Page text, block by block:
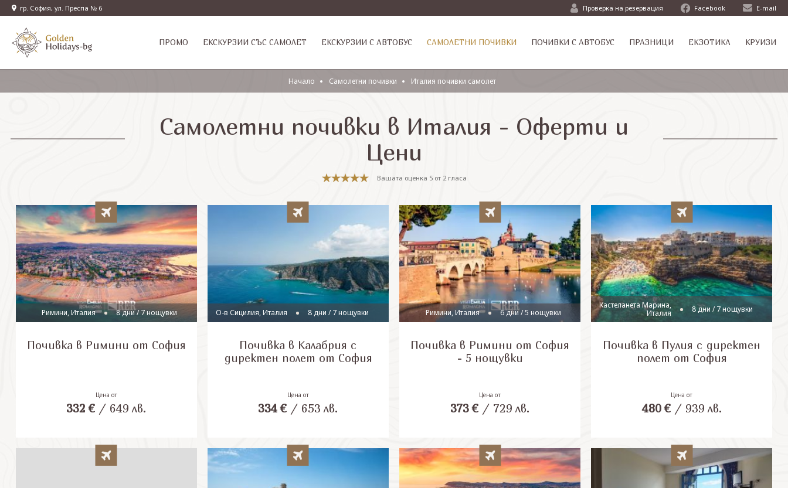
гр. София, ул. Преспа № 6 Проверка на резервация Facebook E-mail
ПРОМО EКСКУРЗИИ СЪС САМОЛЕТ ЕКСКУРЗИИ С АВТОБУС САМОЛЕТНИ ПОЧИВКИ ПОЧИВКИ С АВТОБУС ПРАЗНИЦИ ЕКЗОТИКА КРУИЗИ
Начало Самолетни почивки Италия почивки самолет
Самолетни почивки в Италия - Оферти и
Цени
Вашата оценка 5от 2гласа
Римини, Италия 8 дни / 7 нощувки
Почивка в Римини от София
Цена от
332 € / 649 лв.
О-в Сицилия, Италия 8 дни / 7 нощувки
Почивка в Калабрия с
директен полет от София
Цена от
334 € / 653 лв.
Римини, Италия 6 дни / 5 нощувки
Почивка в Римини от София
- 5 нощувки
Цена от
373 € / 729 лв.
Кастеланета Марина,
Италия
8 дни / 7 нощувки
Почивка в Пулия с директен
полет от София
Цена от
480 €/ 939 лв.